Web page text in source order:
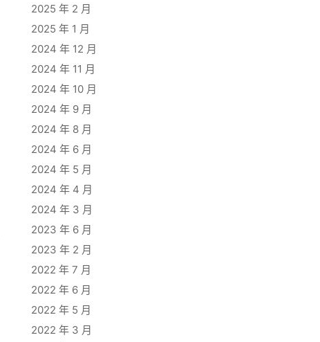
2025 年 2 月
2025 年 1 月
2024 年 12 月
2024 年 11 月
2024 年 10 月
2024 年 9 月
2024 年 8 月
2024 年 6 月
2024 年 5 月
2024 年 4 月
2024 年 3 月
2023 年 6 月
2023 年 2 月
2022 年 7 月
2022 年 6 月
2022 年 5 月
2022 年 3 月